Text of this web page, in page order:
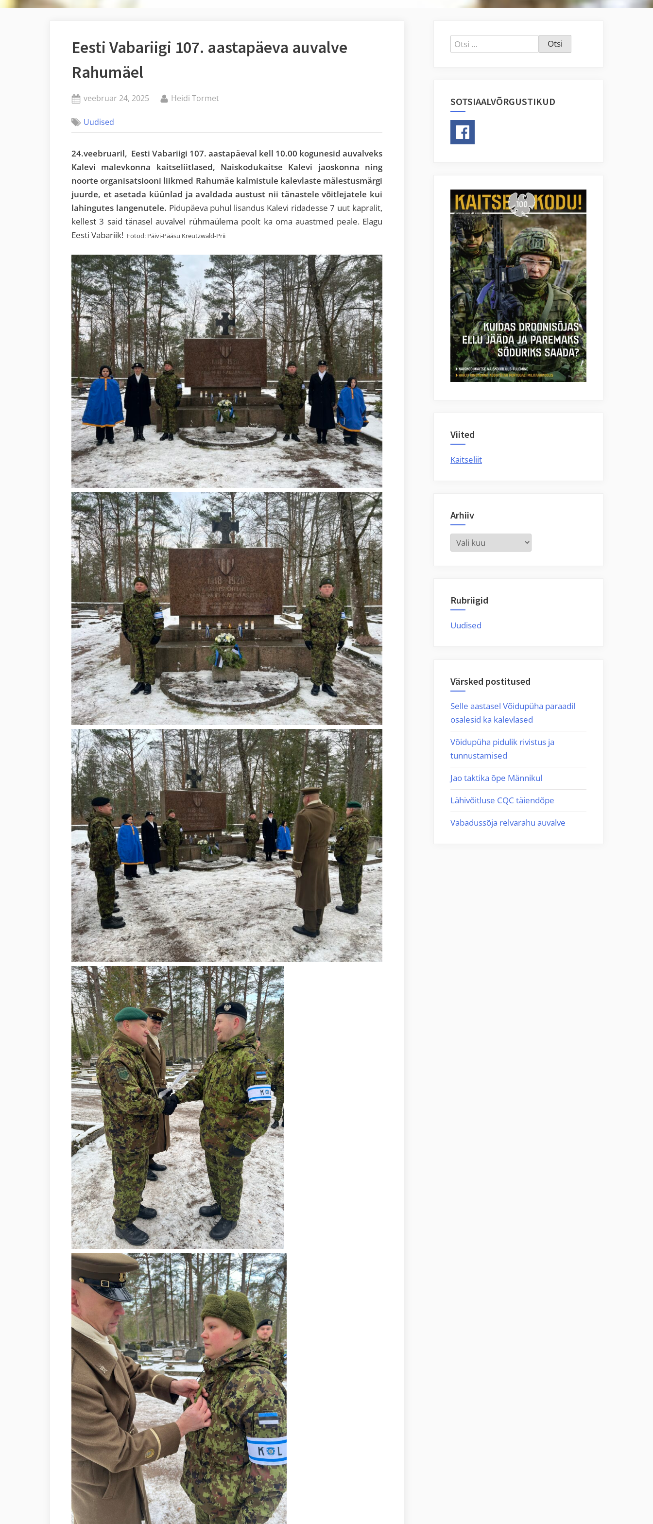
Eesti Vabariigi 107. aastapäeva auvalve
Rahumäel
Posted
veebruar 24, 2025 By
Heidi Tormet
Uudised
24.veebruaril, Eesti Vabariigi 107. aastapäeval kell 10.00 kogunesid auvalveks
Kalevi malevkonna kaitseliitlased, Naiskodukaitse Kalevi jaoskonna ning
noorte organisatsiooni liikmed Rahumäe kalmistule kalevlaste mälestusmärgi
juurde, et asetada küünlad ja avaldada austust nii tänastele võitlejatele kui
lahingutes langenutele. Pidupäeva puhul lisandus Kalevi ridadesse 7 uut kapralit,
kellest 3 said tänasel auvalvel rühmaülema poolt ka oma auastmed peale. Elagu
Eesti Vabariik! Fotod: Päivi-Pääsu Kreutzwald-Prii
Otsi:
SOTSIAALVÕRGUSTIKUD
Viited
Kaitseliit
Arhiiv
Arhiiv
Rubriigid
Uudised
Värsked postitused
Selle aastasel Võidupüha paraadil
osalesid ka kalevlased
Võidupüha pidulik rivistus ja
tunnustamised
Jao taktika õpe Männikul
Lähivõitluse CQC täiendõpe
Vabadussõja relvarahu auvalve